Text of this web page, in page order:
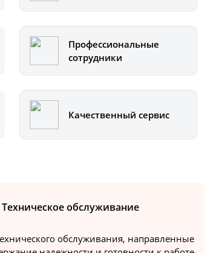
Профессиональные
сотрудники
Качественный сервис
Техническое обслуживание
обслуживания, направленные